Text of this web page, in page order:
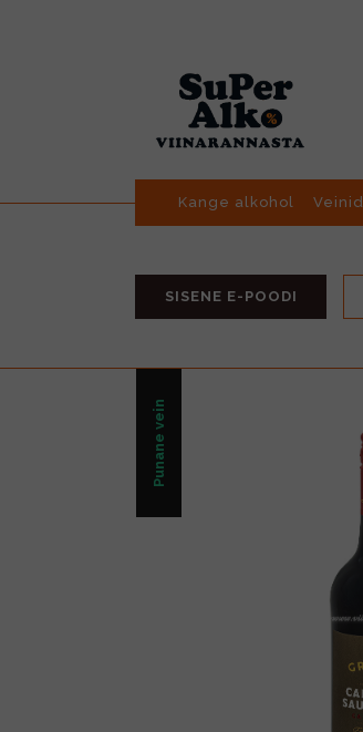
Kange alkohol Veinid
SISENE E-POODI
Punane vein